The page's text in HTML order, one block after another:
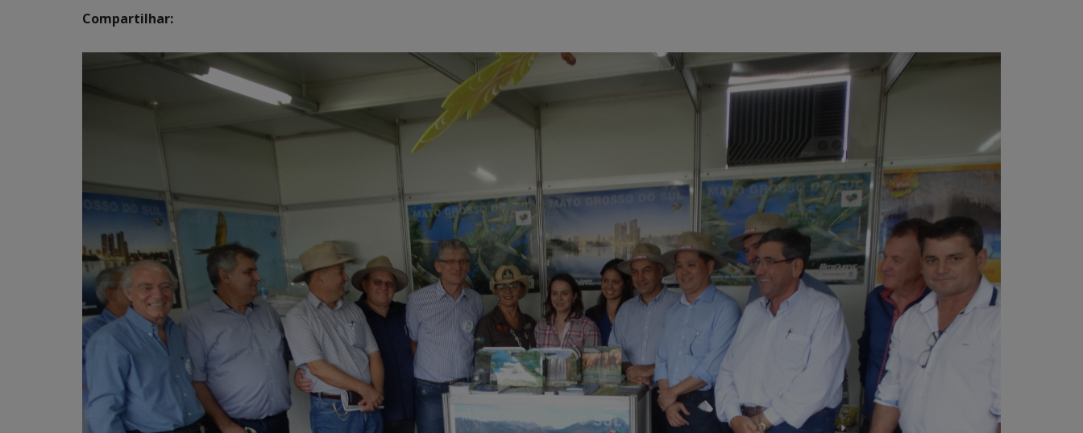
Compartilhar: